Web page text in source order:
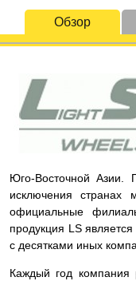
Обзор
Юго-Восточной Азии.
исключения странах
официальные
продукция LS
с десятками иных
Каждый год компания